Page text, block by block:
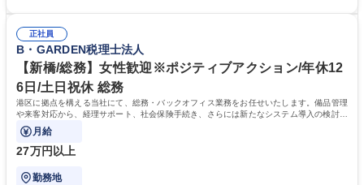
年休120日/デスクワーク中心で残業少なめ
整、資料作成、当日の運営サポート 学歴・資格 学歴：大学院 大学 語学
力： 資格：
正社員
B・GARDEN税理士法人
【新橋/総務】女性歓迎※ポジティブアクション/年休12
6日/土日祝休 総務
港区に拠点を構える当社にて、総務・バックオフィス業務をお任せいたします。備品管理
や来客対応から、経理サポート、社会保険手続き、さらには新たなシステム導入の検討ま
で、幅広く組織を支える役割です。
月給
27万円以上
勤務地